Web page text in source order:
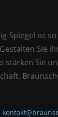
Spiegel ist
Sie
stärken Sie